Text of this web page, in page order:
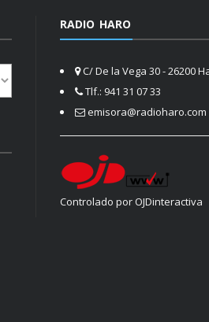
RADIO HARO
C/ De la Vega 30 - 26200
Tlf.: 941 31 07 33
emisora@radioharo.com
Controlado por OJDinteractiva